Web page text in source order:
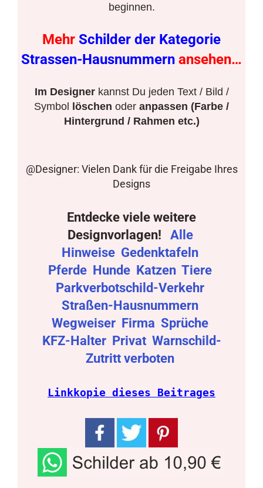
beginnen.
Mehr Schilder der Kategorie
Strassen-Hausnummern ansehen…
Im Designerkannst Du jeden Text / Bild /
Symbol löschen oder anpassen (Farbe /
Hintergrund / Rahmen etc.)
@Designer: Vielen Dank für die Freigabe Ihres
Designs
Entdecke viele weitere
Designvorlagen!
Alle
Hinweise Gedenktafeln
Pferde Hunde Katzen Tiere
Parkverbotschild-Verkehr
Straßen-Hausnummern
Wegweiser Firma Sprüche
KFZ-Halter Privat Warnschild-
Zutritt verboten
Linkkopie dieses Beitrages